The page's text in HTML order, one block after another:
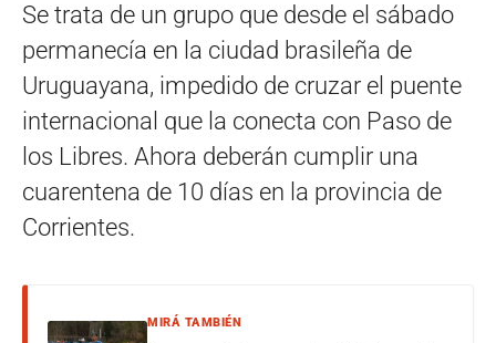
Se trata de un grupo que desde el sábado
permanecía en la ciudad brasileña de
Uruguayana, impedido de cruzar el puente
internacional que la conecta con Paso de
los Libres. Ahora deberán cumplir una
cuarentena de 10 días en la provincia de
Corrientes.
MIRÁ TAMBIÉN